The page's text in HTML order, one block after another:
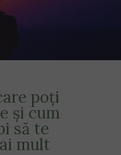
poți
și cum
să te
mult